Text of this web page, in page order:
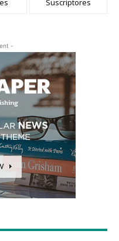
Suscriptores
-